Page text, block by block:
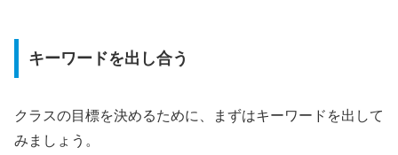
キーワードを出し合う
クラスの目標を決めるために、まずはキーワードを出して
みましょう。